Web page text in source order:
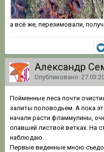
а всё же, перезимовали,
Александр
Опубликовано:
Пойменные леса почти
залиты половодьем. А пока
начали расти фламмулины,
опавшей листвой ветках. На
наблюдаю.
Первые виденные мною